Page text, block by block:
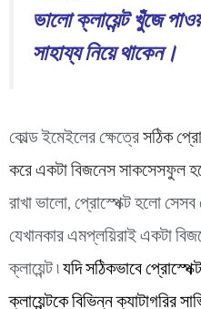
ভালো ক্লায়েন্ট খুঁজে
সাহায্য নিয়ে থাকেন।
কোল্ড ইমেইলের ক্ষেত্রে সঠিক
করে একটা বিজনেস সাকসেসফুল
রাখা ভালো, প্রোস্পেক্ট হলো সেসব
যেখানকার এমপ্লয়িরাই একটা
ক্লায়েন্ট ৷ যদি সঠিকভাবে
ক্লায়েন্টকে বিভিন্ন ক্যাটাগরির